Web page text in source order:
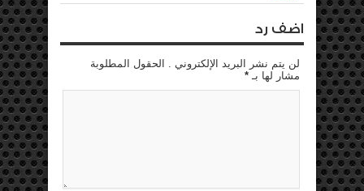
اضف رد
لن يتم نشر البريد الإلكتروني . الحقول المطلوبة
مشار لها بـ *